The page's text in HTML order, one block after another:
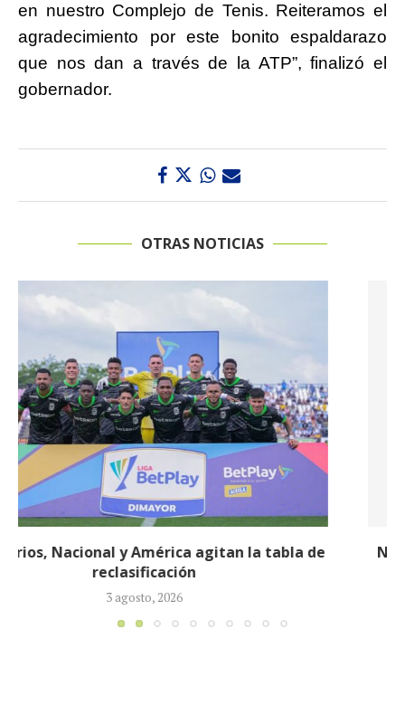
en nuestro Complejo de Tenis. Reiteramos el
agradecimiento por este bonito espaldarazo
que nos dan a través de la ATP”, finalizó el
gobernador.
OTRAS NOTICIAS
Néstor Lorenzo seguirá al frente de la Selección
Colombia tras ser ratificado...
23 julio, 2026